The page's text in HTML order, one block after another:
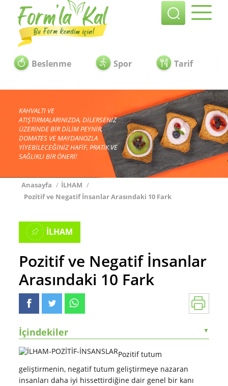
Beslenme Spor Tarif
KAHVALTI VE
ATIŞTIRMALARINIZDA, DİLERSENİZ
ÜZERİNDE BİR DİLİM PEYNİR,
DOMATES VE MAYDANOZLA
YİYEBİLECEĞİNİZ HAFİF, PRATİK VE
SAĞLIKLI BİR ÖNERİ!
Anasayfa / İLHAM /
Pozitif ve Negatif İnsanlar Arasındaki 10 Fark
İLHAM
Pozitif ve Negatif İnsanlar
Arasındaki 10 Fark
İçindekiler ▼
Pozitif tutum
geliştirmenin, negatif tutum geliştirmeye nazaran
insanları daha iyi hissettirdiğine dair genel bir kanı